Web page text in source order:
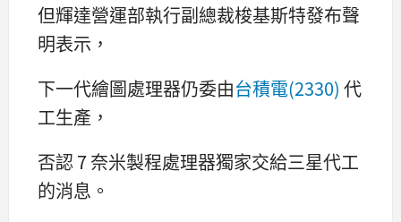
但輝達營運部執行副總裁梭基斯特發布聲
明表示，
下一代繪圖處理器仍委由台積電(2330) 代
工生產，
否認 7 奈米製程處理器獨家交給三星代工
的消息。